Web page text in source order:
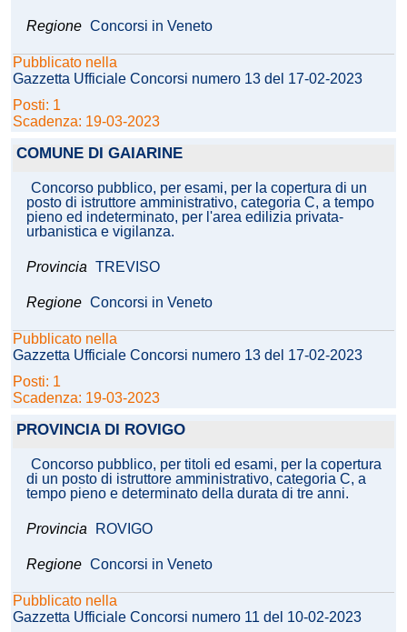
Regione Concorsi in Veneto
Pubblicato nella
Gazzetta Ufficiale Concorsi numero 13 del 17-02-2023
Posti: 1
Scadenza: 19-03-2023
COMUNE DI GAIARINE
Concorso pubblico, per esami, per la copertura di un
posto di istruttore amministrativo, categoria C, a tempo
pieno ed indeterminato, per l'area edilizia privata-
urbanistica e vigilanza.
Provincia TREVISO
Regione Concorsi in Veneto
Pubblicato nella
Gazzetta Ufficiale Concorsi numero 13 del 17-02-2023
Posti: 1
Scadenza: 19-03-2023
PROVINCIA DI ROVIGO
Concorso pubblico, per titoli ed esami, per la copertura
di un posto di istruttore amministrativo, categoria C, a
tempo pieno e determinato della durata di tre anni.
Provincia ROVIGO
Regione Concorsi in Veneto
Pubblicato nella
Gazzetta Ufficiale Concorsi numero 11 del 10-02-2023